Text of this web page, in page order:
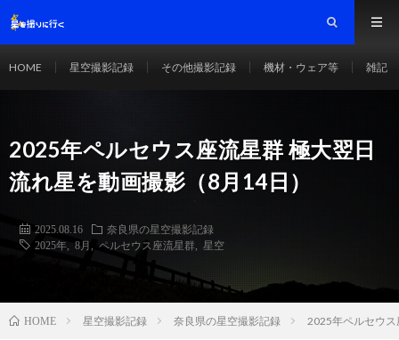
HOME 星空撮影記録 その他撮影記録 機材・ウェア等 雑記
2025年ペルセウス座流星群 極大翌日
流れ星を動画撮影（8月14日）
2025.08.16
奈良県の星空撮影記録
2025年
8月 ペルセウス座流星群 星空
HOME 星空撮影記録 奈良県の星空撮影記録 2025年ペルセウ